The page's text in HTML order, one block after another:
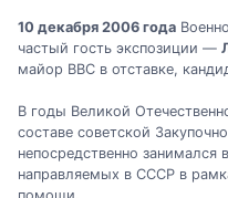
10 декабря 2006 года
частый гость экспозиции —
майор ВВС в отставке,
В годы Великой
составе советской
непосредственно
направляемых в СССР в